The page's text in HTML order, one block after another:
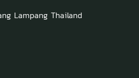
Lampang Thailand